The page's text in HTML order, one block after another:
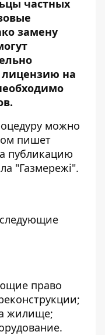
частных
замену
на
можно
пишет
публикацию
"Газмережі".
право
жилище;